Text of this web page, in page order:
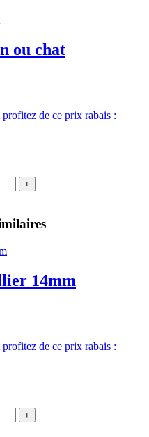
ou chat
de ce prix rabais :
+
14mm
de ce prix rabais :
+